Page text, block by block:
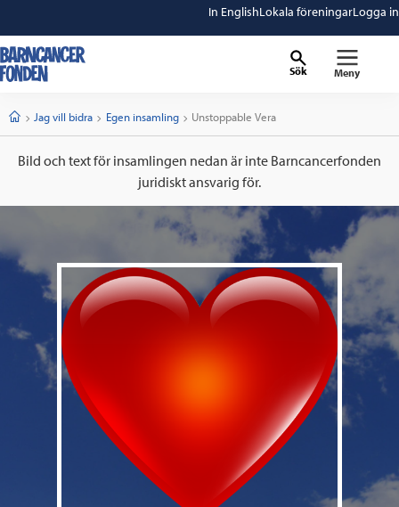
In EnglishLokala föreningarLogga in
Sök Meny
StartJag vill bidra Egen insamling Current:
Unstoppable Vera
Bild och text för insamlingen nedan är inte Barncancerfonden
juridiskt ansvarig för.